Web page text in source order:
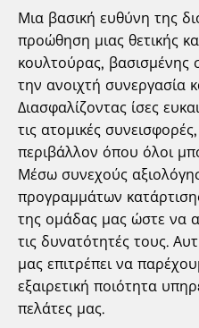
Μια βασική ευθύνη της
προώθηση μιας θετικής
κουλτούρας, βασισμένης
την ανοιχτή συνεργασία
Διασφαλίζοντας ίσες
τις ατομικές
περιβάλλον όπου όλοι
Μέσω συνεχούς
προγραμμάτων
της ομάδας μας ώστε να
τις δυνατότητές τους.
μας επιτρέπει να
εξαιρετική ποιότητα
πελάτες μας.